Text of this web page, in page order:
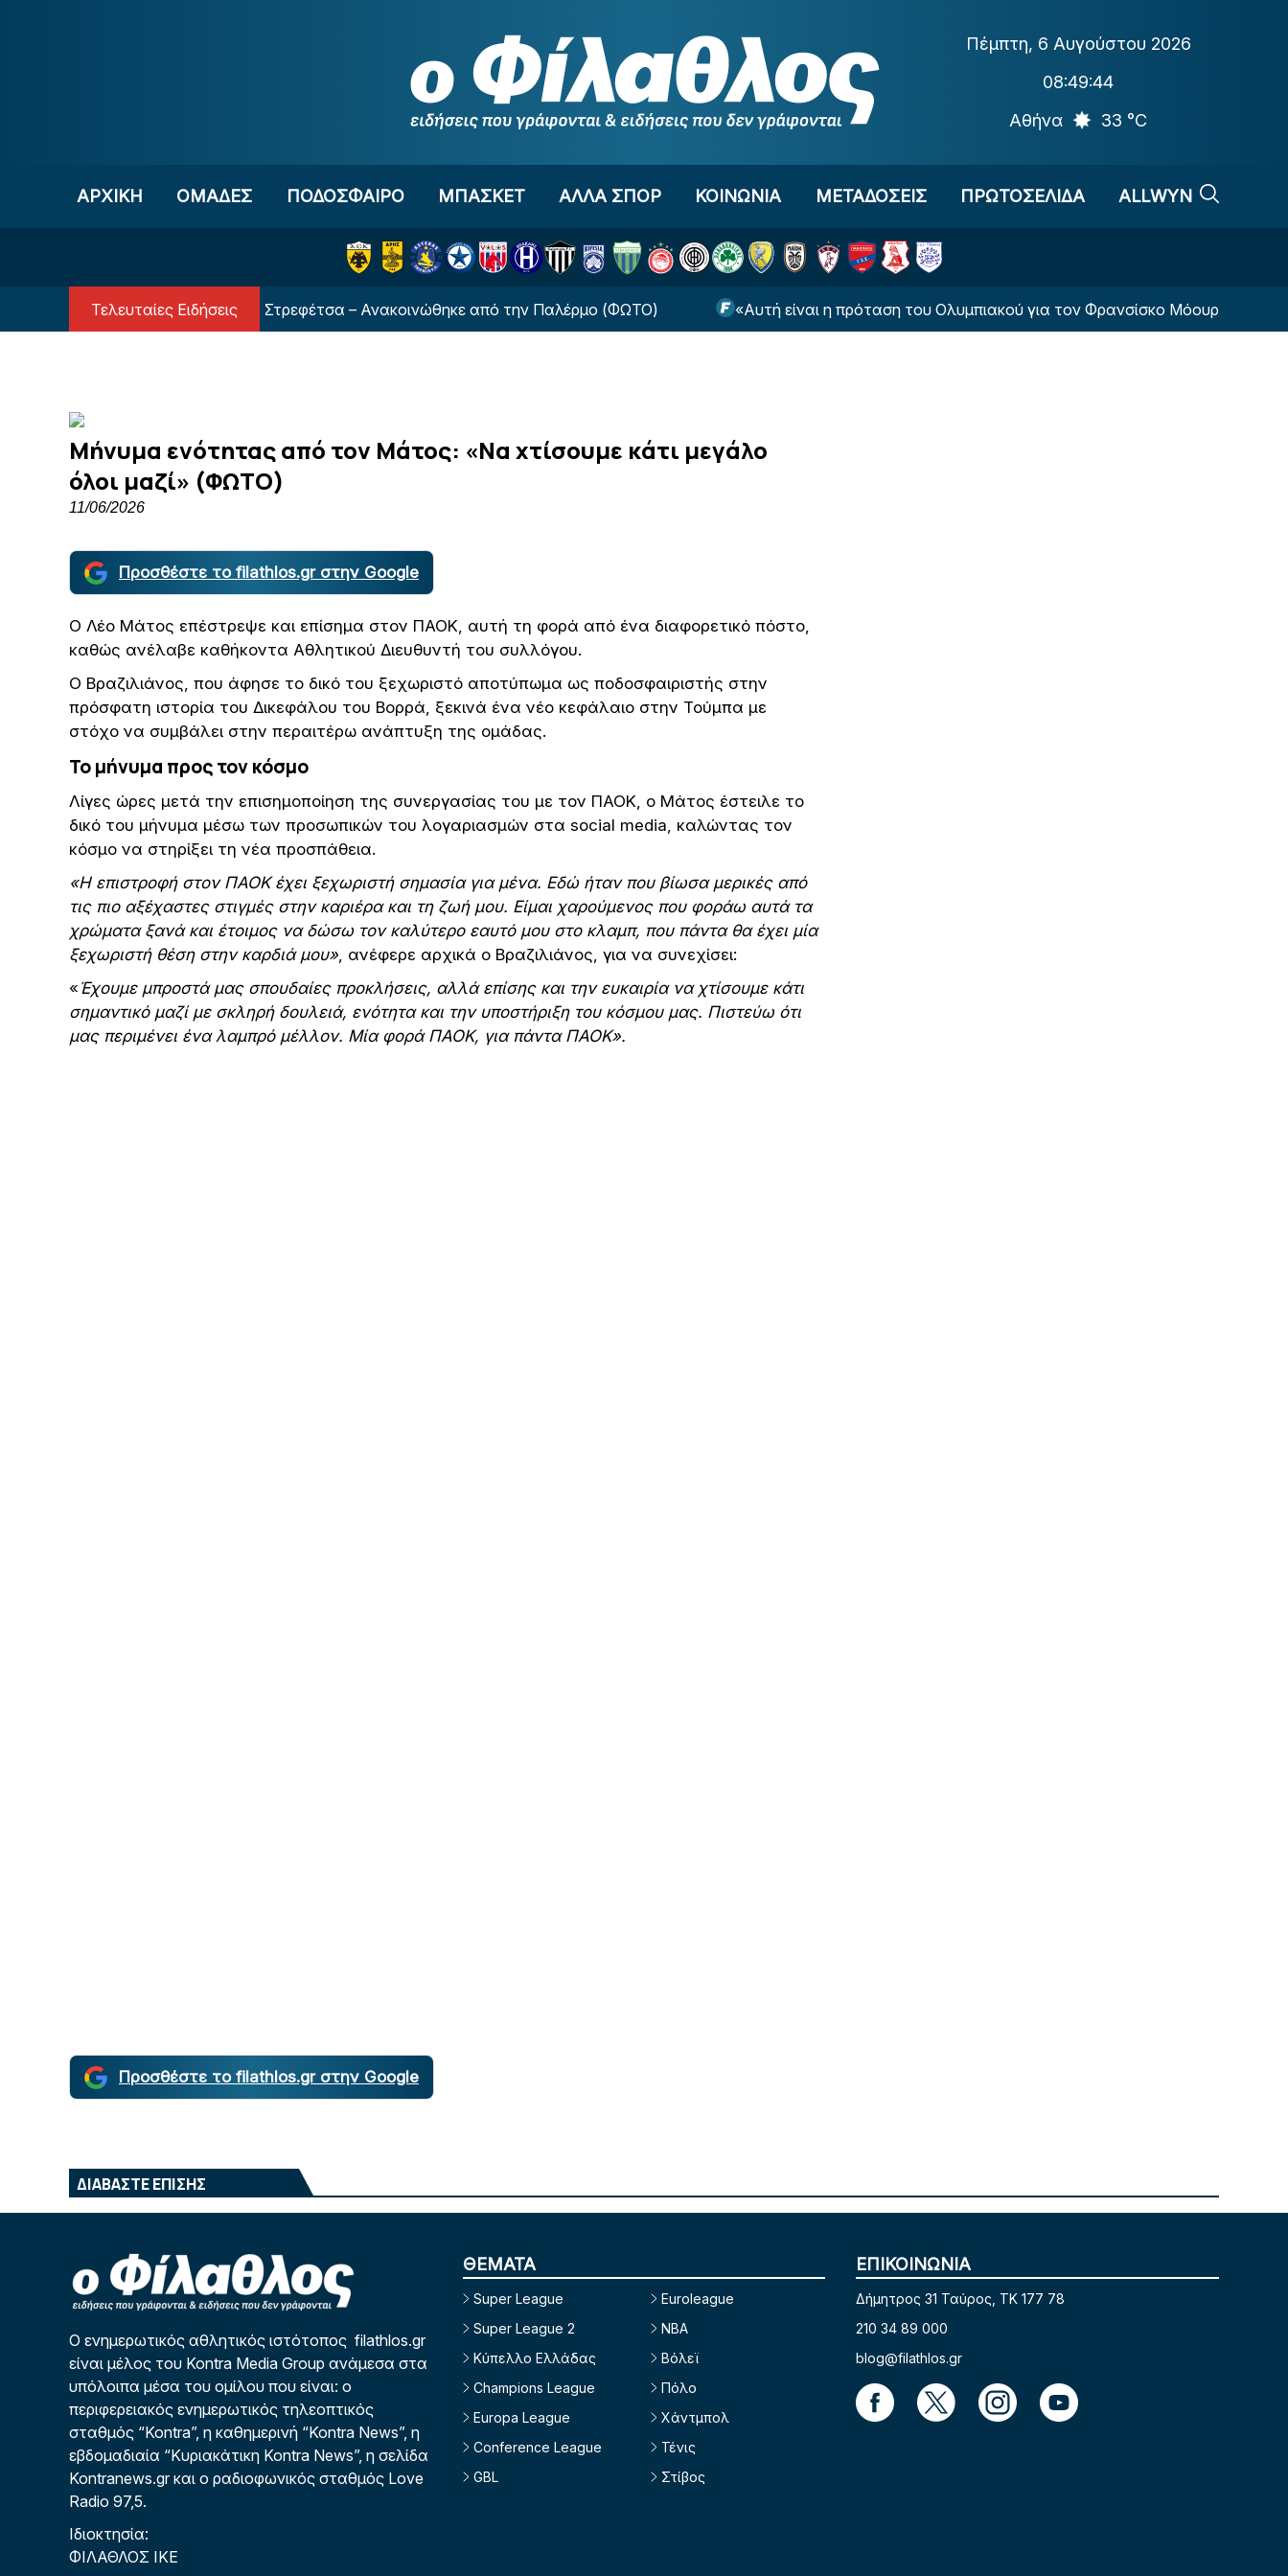
Πέμπτη, 6 Αυγούστου 2026
08:49:44
Αθήνα
33 °C
ΑΡΧΙΚΗ OΜΑΔΕΣ ΠΟΔΟΣΦΑΙΡΟ ΜΠΑΣΚΕΤ ΑΛΛΑ ΣΠΟΡ ΚΟΙΝΩΝΙΑ ΜΕΤΑΔΟΣΕΙΣ ΠΡΩΤΟΣΕΛΙΔΑ ALLWYN
Τελευταίες Ειδήσεις
Τέλος από τον Ολυμπιακό ο Στρεφέτσα – Ανακοινώθηκε από την Παλέρμο (ΦΩΤΟ) «Αυτή είναι η πρόταση του Ολυμπιακού για τον Φρανσίσκο Μόουρα της Πόρτο»
Μήνυμα ενότητας από τον Μάτος: «Να χτίσουμε κάτι μεγάλο
όλοι μαζί» (ΦΩΤΟ)
11/06/2026
Προσθέστε το filathlos.gr στην Google
Ο Λέο Μάτος επέστρεψε και επίσημα στον ΠΑΟΚ, αυτή τη φορά από ένα διαφορετικό πόστο,
καθώς ανέλαβε καθήκοντα Αθλητικού Διευθυντή του συλλόγου.
Ο Βραζιλιάνος, που άφησε το δικό του ξεχωριστό αποτύπωμα ως ποδοσφαιριστής στην
πρόσφατη ιστορία του Δικεφάλου του Βορρά, ξεκινά ένα νέο κεφάλαιο στην Τούμπα με
στόχο να συμβάλει στην περαιτέρω ανάπτυξη της ομάδας.
Το μήνυμα προς τον κόσμο
Λίγες ώρες μετά την επισημοποίηση της συνεργασίας του με τον ΠΑΟΚ, ο Μάτος έστειλε το
δικό του μήνυμα μέσω των προσωπικών του λογαριασμών στα social media, καλώντας τον
κόσμο να στηρίξει τη νέα προσπάθεια.
«Η επιστροφή στον ΠΑΟΚ έχει ξεχωριστή σημασία για μένα. Εδώ ήταν που βίωσα μερικές από
τις πιο αξέχαστες στιγμές στην καριέρα και τη ζωή μου. Είμαι χαρούμενος που φοράω αυτά τα
χρώματα ξανά και έτοιμος να δώσω τον καλύτερο εαυτό μου στο κλαμπ, που πάντα θα έχει μία
ξεχωριστή θέση στην καρδιά μου», ανέφερε αρχικά ο Βραζιλιάνος, για να συνεχίσει:
« Έχουμε μπροστά μας σπουδαίες προκλήσεις, αλλά επίσης και την ευκαιρία να χτίσουμε κάτι
σημαντικό μαζί με σκληρή δουλειά, ενότητα και την υποστήριξη του κόσμου μας. Πιστεύω ότι
μας περιμένει ένα λαμπρό μέλλον. Μία φορά ΠΑΟΚ, για πάντα ΠΑΟΚ».
Προσθέστε το filathlos.gr στην Google
ΔΙΑΒΑΣΤΕ ΕΠΙΣΗΣ
Ο ενημερωτικός αθλητικός ιστότοπος filathlos.gr
είναι μέλος του Kontra Media Group ανάμεσα στα
υπόλοιπα μέσα του ομίλου που είναι: ο
περιφερειακός ενημερωτικός τηλεοπτικός
σταθμός “Kontra”, η καθημερινή “Kontra News”, η
εβδομαδιαία “Κυριακάτικη Kontra News”, η σελίδα
Kontranews.gr και ο ραδιοφωνικός σταθμός Love
Radio 97,5.
Ιδιοκτησία:
ΦΙΛΑΘΛΟΣ ΙΚΕ
ΘΕΜΑΤΑ
Super League
Super League 2
Κύπελλο Ελλάδας
Champions League
Europa League
Conference League
GBL
Euroleague
NBA
Βόλεϊ
Πόλο
Χάντμπολ
Τένις
Στίβος
ΕΠΙΚΟΙΝΩΝΙΑ
Δήμητρος 31 Ταύρος, TK 177 78
210 34 89 000
blog@filathlos.gr